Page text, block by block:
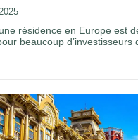
résidence en Europe est
beaucoup d’investisseurs